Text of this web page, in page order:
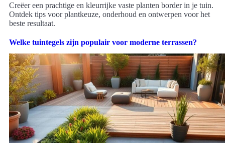
Creëer een prachtige en kleurrijke vaste planten border in je tuin.
Ontdek tips voor plantkeuze, onderhoud en ontwerpen voor het
beste resultaat.
Welke tuintegels zijn populair voor moderne terrassen?